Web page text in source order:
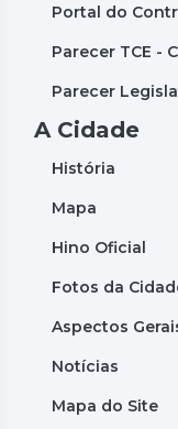
Portal do
Parecer TCE -
Parecer
A Cidade
História
Mapa
Hino Oficial
Fotos da
Aspectos
Notícias
Mapa do Site